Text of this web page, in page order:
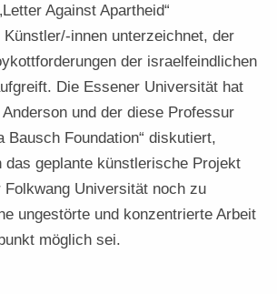
Against Apartheid“
innen unterzeichnet, der
der israelfeindlichen
Die Essener Universität hat
und der diese Professur
Bausch Foundation“ diskutiert,
das geplante künstlerische Projekt
Folkwang Universität noch zu
ungestörte und konzentrierte Arbeit
möglich sei.